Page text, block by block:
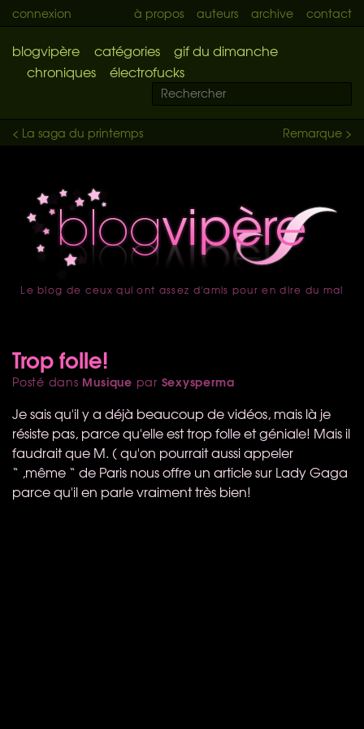
connexion à propos auteurs archive contact
blogvipère catégories
gif du dimanche
chroniques
électrofucks
Remarque >
< La saga du printemps
accueil
Le blog de ceux qui ont assez d'amis pour en dire du mal
Trop folle!
Posté dans Musique par Sexysperma
Je sais qu'il y a déjà beaucoup de vidéos, mais là je
résiste pas, parce qu'elle est trop folle et géniale! Mais il
faudrait que M. ( qu'on pourrait aussi appeler
“ ,même “ de Paris nous offre un article sur Lady Gaga
parce qu'il en parle vraiment très bien!